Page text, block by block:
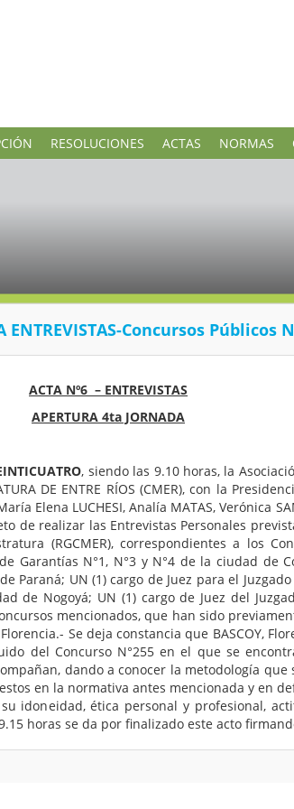
RESOLUCIONES ACTAS NORMAS
ENTREVISTAS-Concursos Públicos
ACTA Nº6 – ENTREVISTAS
APERTURA 4ta JORNADA
, siendo las 9.10 horas, la
DE ENTRE RÍOS (CMER), con la
Elena LUCHESI, Analía MATAS, Verónica
de realizar las Entrevistas Personales
(RGCMER), correspondientes a los
Garantías N°1, N°3 y N°4 de la ciudad de
Paraná; UN (1) cargo de Juez para el
de Nogoyá; UN (1) cargo de Juez del
mencionados, que han sido
Florencia.- Se deja constancia que BASCOY,
del Concurso N°255 en el que se
dando a conocer la metodología
en la normativa antes mencionada y en
idoneidad, ética personal y profesional,
horas se da por finalizado este acto